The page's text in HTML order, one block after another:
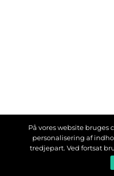
På vores website
personalisering af
tredjepart. Ved fortsat